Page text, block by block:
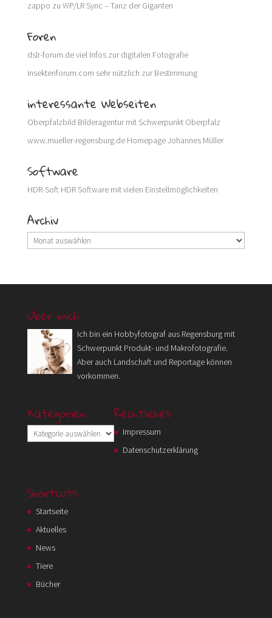
zappo zu WP/LR Sync – Tanz der Giganten
Foren
dslr-forum.deviel Infos zur digitalen Fotografie
insektenforum.com sehr nützlich zur Bestimmung
interessante Webseiten
Oberpfalzbild Bilderagentur mit Schwerpunkt Oberpfalz
www.mueller-regensburg.deHomepage Johannes Müller
Software
HDR-SoftHDR Software mit vielen Einstellmöglichkeiten
Archiv
Archiv
Über mich
Ich bin ein Hobbyfotograf aus Regensburg mit
Schwerpunkt Produkt- und Makrofotografie.
Aber auch Landschaft und Reportage können
vorkommen.
Kategorien
Kategorien
Rechtliches
Impressum
Datenschutzerklärung
Shortcuts
Startseite
Aktuelles
News
Tiere
Bücher